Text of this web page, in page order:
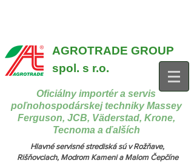
AGROTRADE GROUP
spol. s r.o.
Oficiálny importér a servis
poľnohospodárskej techniky Massey
Ferguson, JCB, Väderstad, Krone,
Tecnoma a ďalších
Hlavné servisné strediská sú v Rožňave,
Rišňovciach, Modrom Kameni a Malom Čepčíne